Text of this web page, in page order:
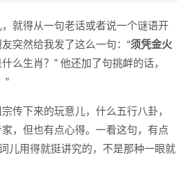
我发了这么一句：“须凭金火相销
铄，打一准确生肖是什么生肖？”
他还加了句挑衅的话，“...
就得从一句老话或者说一个谜语开
突然给我发了这么一句：“须凭金火
么生肖？” 他还加了句挑衅的话，
”
传下来的玩意儿，什么五行八卦，
，但也有点心得。一看这句，有点
儿用得就挺讲究的，不是那种一眼就